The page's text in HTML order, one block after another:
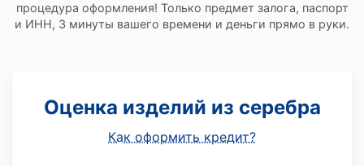
процедура оформления! Только предмет залога, паспорт
и ИНН, 3 минуты вашего времени и деньги прямо в руки.
Оценка изделий из серебра
Как оформить кредит?